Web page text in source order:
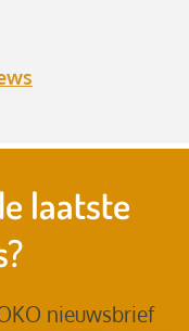
laatste
nieuwsbrief